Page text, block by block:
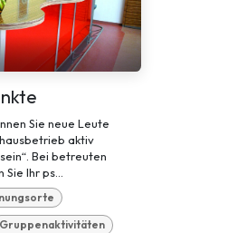
Sie neue Leute
aktiv
Bei betreuten
Ihr ps...
Gruppenaktivitäten